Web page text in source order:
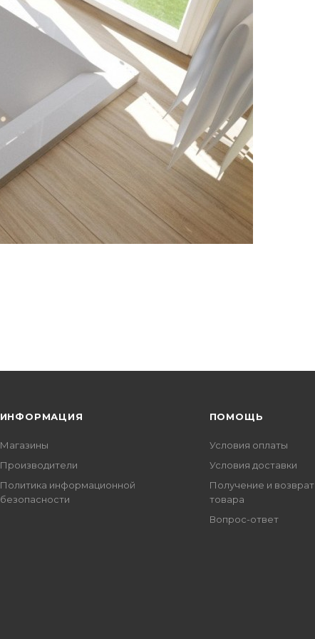
ИНФОРМАЦИЯ
Магазины
Производители
Политика информационной
безопасности
ПОМОЩЬ
Условия оплаты
Условия доставки
Получение и возврат
товара
Вопрос-ответ